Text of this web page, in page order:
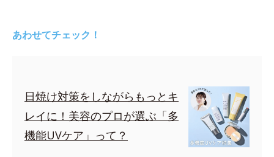
あわせてチェック！
日焼け対策をしながらもっとキ
レイに！美容のプロが選ぶ「多
機能UVケア」って？